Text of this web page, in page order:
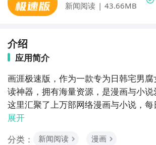
新闻阅读 | 43.66MB
介绍
应用简介
画涯极速版，作为一款专为日韩宅男
读神器，拥有海量资源，是漫画与小说
这里汇聚了上万部网络漫画与小说，
展开
分类：
新闻阅读 漫画